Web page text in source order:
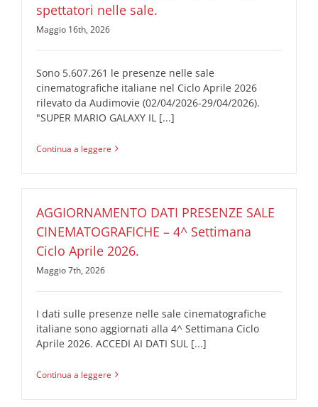
spettatori nelle sale.
Maggio 16th, 2026
Sono 5.607.261 le presenze nelle sale
cinematografiche italiane nel Ciclo Aprile 2026
rilevato da Audimovie (02/04/2026-29/04/2026).
"SUPER MARIO GALAXY IL [...]
Continua a leggere
AGGIORNAMENTO DATI PRESENZE SALE
CINEMATOGRAFICHE – 4^ Settimana
Ciclo Aprile 2026.
Maggio 7th, 2026
I dati sulle presenze nelle sale cinematografiche
italiane sono aggiornati alla 4^ Settimana Ciclo
Aprile 2026. ACCEDI AI DATI SUL [...]
Continua a leggere